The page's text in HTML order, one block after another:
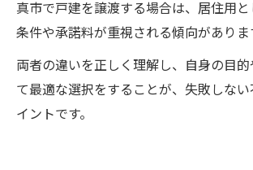
真市で戸建を譲渡する場合は、居住用
条件や承諾料が重視される傾向がありま
両者の違いを正しく理解し、自身の目
て最適な選択をすることが、失敗しな
イントです。